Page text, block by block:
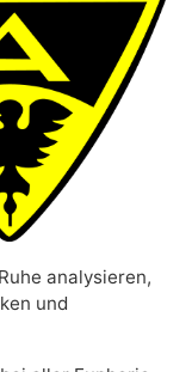
analysieren,
und